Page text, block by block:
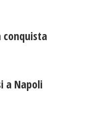
conquista
a Napoli